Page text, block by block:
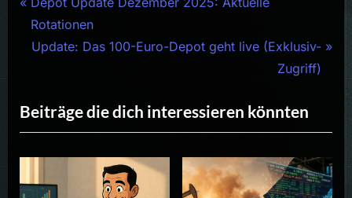
Beitragsnavigation
r
e
o
u
s
Rotationen
N
t
P
o
Update: Das 100-Euro-Depot geht live (Exklusiv-
Zugriff)
Beiträge die dich interessieren könnten